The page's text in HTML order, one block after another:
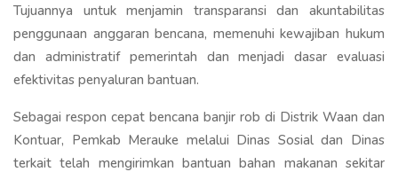
Tujuannya untuk menjamin transparansi dan akuntabilitas
penggunaan anggaran bencana, memenuhi kewajiban hukum
dan administratif pemerintah dan menjadi dasar evaluasi
efektivitas penyaluran bantuan.
Sebagai respon cepat bencana banjir rob di Distrik Waan dan
Kontuar, Pemkab Merauke melalui Dinas Sosial dan Dinas
terkait telah mengirimkan bantuan bahan makanan sekitar